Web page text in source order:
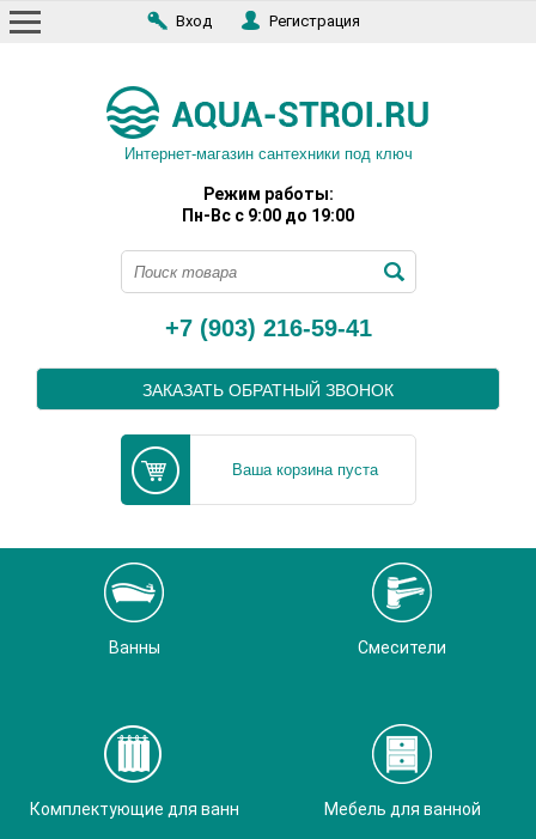
Вход Регистрация
Интернет-магазин сантехники под ключ
Режим работы:
Пн-Вс с 9:00 до 19:00
+7 (903) 216-59-41
ЗАКАЗАТЬ ОБРАТНЫЙ ЗВОНОК
Ваша корзина пуста
Ванны Смесители
Комплектующие для ванн Мебель для ванной